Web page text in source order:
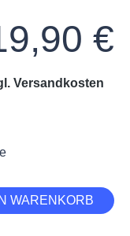
€
Versandkosten
WARENKORB